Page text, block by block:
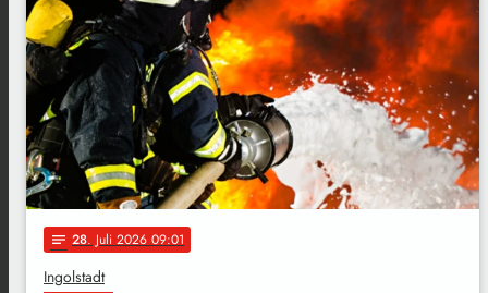
notes 28. Juli 2026 09:01
Ingolstadt